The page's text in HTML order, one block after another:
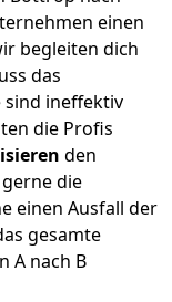
einen
begleiten dich
das
sind ineffektiv
die Profis
den
die
einen Ausfall der
gesamte
A nach B